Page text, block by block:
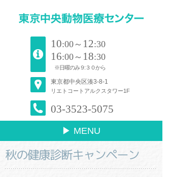
10:00～ 12:30
16:00～ 18:30
※日曜のみ９:３０から
東京都中央区湊3-8-1
リエトコートアルクスタワー1F
03-3523-5075
▶ MENU
秋の健康診断キャンペーン